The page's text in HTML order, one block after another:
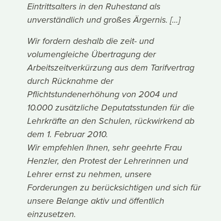
Eintrittsalters in den Ruhestand als
unverständlich und großes Ärgernis. [...]
Wir fordern deshalb die zeit- und
volumengleiche Übertragung der
Arbeitszeitverkürzung aus dem Tarifvertrag
durch Rücknahme der
Pflichtstundenerhöhung von 2004 und
10.000 zusätzliche Deputatsstunden für die
Lehrkräfte an den Schulen, rückwirkend ab
dem 1. Februar 2010.
Wir empfehlen Ihnen, sehr geehrte Frau
Henzler, den Protest der Lehrerinnen und
Lehrer ernst zu nehmen, unsere
Forderungen zu berücksichtigen und sich für
unsere Belange aktiv und öffentlich
einzusetzen.